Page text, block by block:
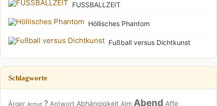
FUSSBALLZEIT
Höllisches Phantom
Fußball versus Dichtkunst
Schlagworte
Ärger Armut ? Antwort Abhängigkeit Alm Abend Affe